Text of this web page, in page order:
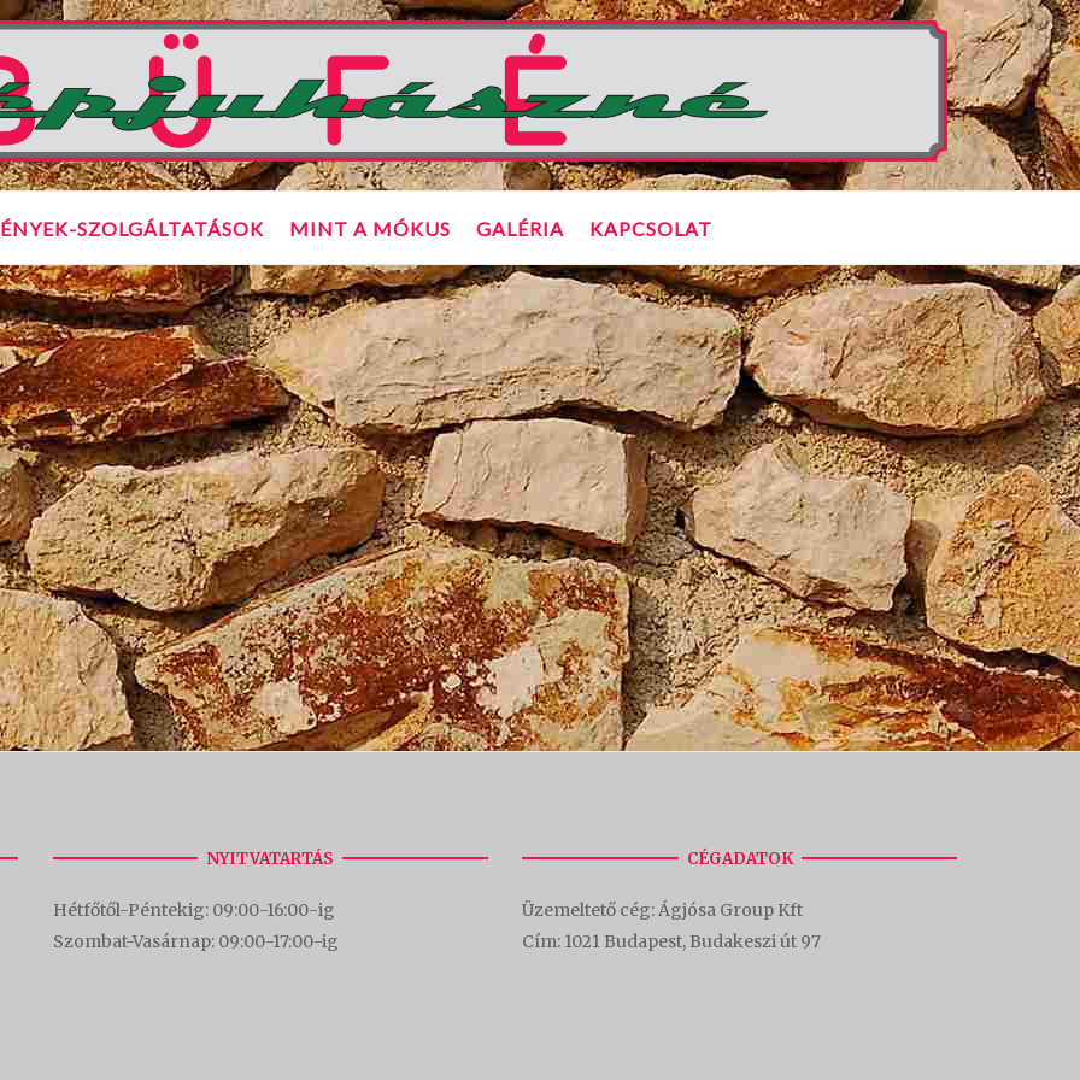
SZOLGÁLTATÁSOK MINT A MÓKUS GALÉRIA KAPCSOLAT
NYITVATARTÁS
Hétfőtől-Péntekig: 09:00-16:00-ig
Szombat-Vasárnap: 09:00-17:00-ig
CÉGADATOK
Üzemeltető cég: Ágjósa Group Kft
Cím: 1021 Budapest, Budakeszi út 97